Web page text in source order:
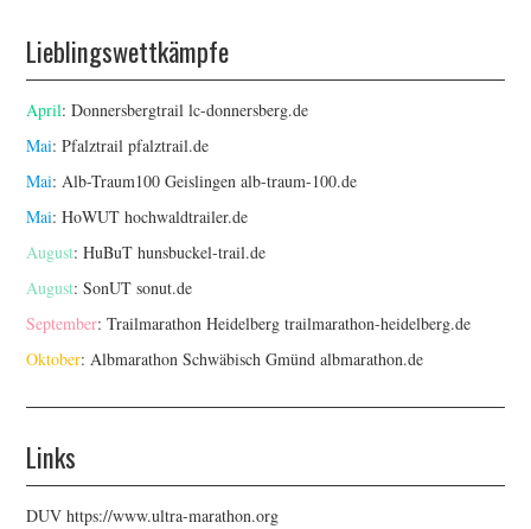
Lieblingswettkämpfe
April: Donnersbergtraillc-donnersberg.de
Mai: Pfalztrailpfalztrail.de
Mai: Alb-Traum100 Geislingenalb-traum-100.de
Mai: HoWUThochwaldtrailer.de
August: HuBuThunsbuckel-trail.de
August: SonUTsonut.de
September: Trailmarathon Heidelbergtrailmarathon-heidelberg.de
Oktober: Albmarathon Schwäbisch Gmündalbmarathon.de
Links
DUVhttps://www.ultra-marathon.org